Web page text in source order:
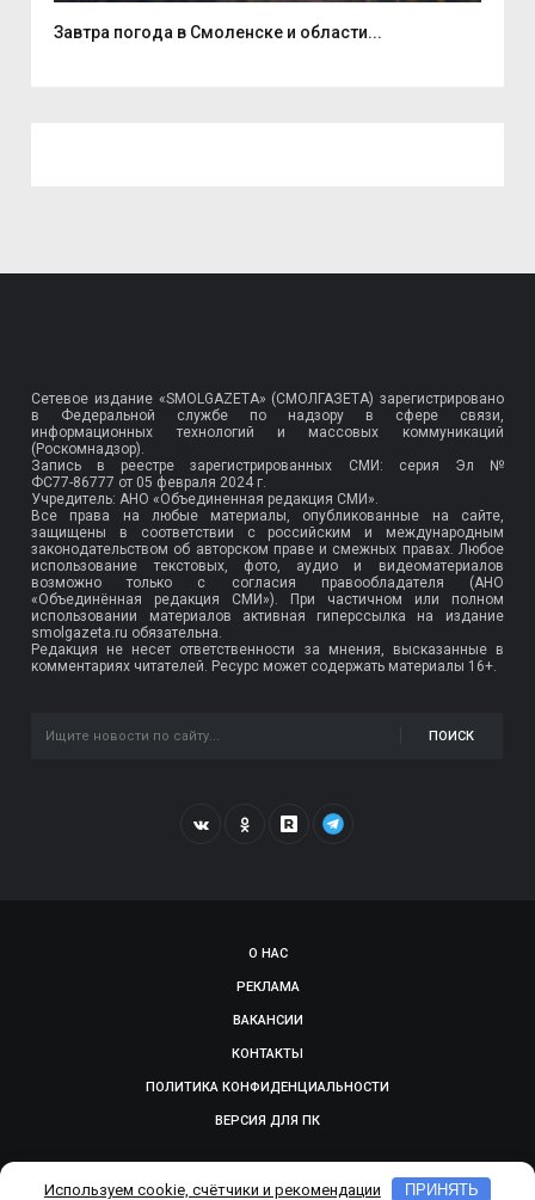
Завтра погода в Смоленске и области...
Сетевое издание «SMOLGAZETA» (СМОЛГАЗЕТА) зарегистрировано
в Федеральной службе по надзору в сфере связи,
информационных технологий и массовых коммуникаций
(Роскомнадзор).
Запись в реестре зарегистрированных СМИ: серия Эл №
ФС77-86777 от 05 февраля 2024 г.
Учредитель: АНО «Объединенная редакция СМИ».
Все права на любые материалы, опубликованные на сайте,
защищены в соответствии с российским и международным
законодательством об авторском праве и смежных правах. Любое
использование текстовых, фото, аудио и видеоматериалов
возможно только с согласия правообладателя (АНО
«Объединённая редакция СМИ»). При частичном или полном
использовании материалов активная гиперссылка на издание
smolgazeta.ru обязательна.
Редакция не несет ответственности за мнения, высказанные в
комментариях читателей. Ресурс может содержать материалы 16+.
ПОИСК
О НАС
РЕКЛАМА
ВАКАНСИИ
КОНТАКТЫ
ПОЛИТИКА КОНФИДЕНЦИАЛЬНОСТИ
ВЕРСИЯ ДЛЯ ПК
© 2009-2026, SMOLGAZETA.RU. СДЕЛАНО ВADEPTUM
Используем cookie, счётчики и рекомендации ПРИНЯТЬ